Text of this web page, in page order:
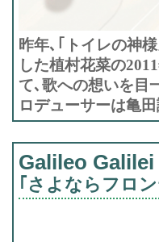
昨年､｢トイレの神
した植村花菜の
て､歌への想いを目
ロデューサーは亀田
Galileo Galilei
｢さよならフロ